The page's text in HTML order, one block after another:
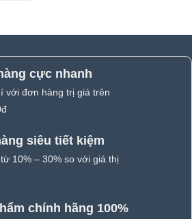
cực nhanh
với đơn hàng trị giá trên
siêu tiết kiệm
10% – 30% so với giá thị
chính hãng 100%